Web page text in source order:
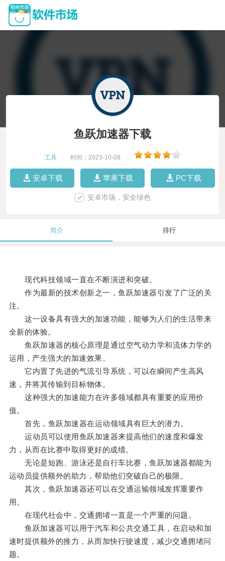
鱼跃加速器下载
工具 时间：2023-10-08
安卓下载 苹果下载 PC下载
安卓市场，安全绿色
简介 排行
现代科技领域一直在不断演进和突破。
作为最新的技术创新之一，鱼跃加速器引发了广泛的关
注。
这一设备具有强大的加速功能，能够为人们的生活带来
全新的体验。
鱼跃加速器的核心原理是通过空气动力学和流体力学的
运用，产生强大的加速效果。
它内置了先进的气流引导系统，可以在瞬间产生高风
速，并将其传输到目标物体。
这种强大的加速能力在许多领域都具有重要的应用价
值。
首先，鱼跃加速器在运动领域具有巨大的潜力。
运动员可以使用鱼跃加速器来提高他们的速度和爆发
力，从而在比赛中取得更好的成绩。
无论是短跑、游泳还是自行车比赛，鱼跃加速器都能为
运动员提供额外的助力，帮助他们突破自己的极限。
其次，鱼跃加速器还可以在交通运输领域发挥重要作
用。
在现代社会中，交通拥堵一直是一个严重的问题。
鱼跃加速器可以用于汽车和公共交通工具，在启动和加
速时提供额外的推力，从而加快行驶速度，减少交通拥堵问
题。